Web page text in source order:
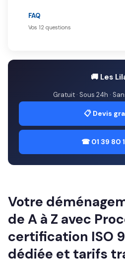
FAQ
Vos 12 questions
🚚 Les
Gratuit · Sous 24h ·
📋 Devis
☎ 01 39 80
Votre
de A à Z avec
certification ISO
dédiée et tarifs